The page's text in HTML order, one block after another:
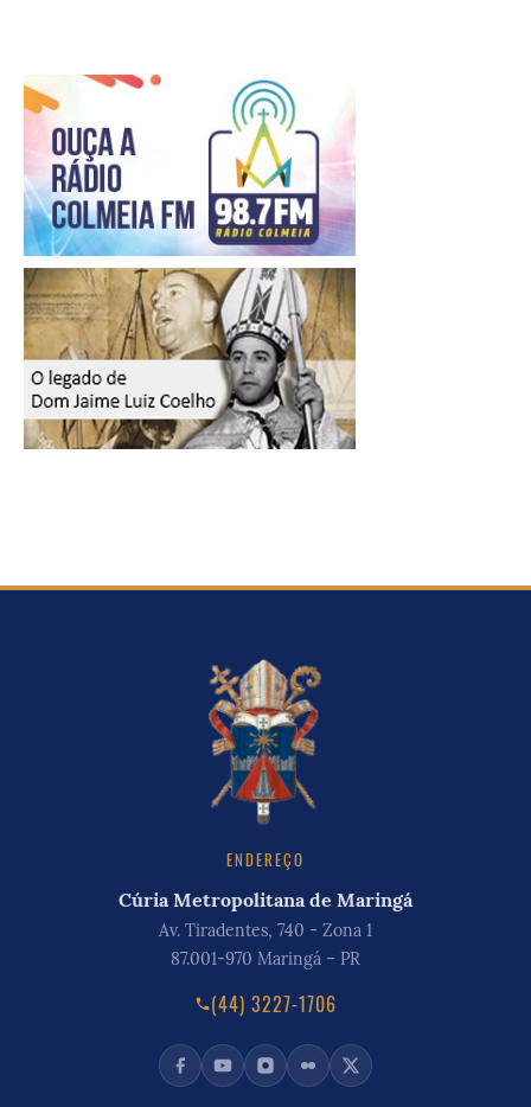
ENDEREÇO
Cúria Metropolitana de Maringá
Av. Tiradentes, 740 - Zona 1
87.001-970 Maringá – PR
(44) 3227-1706